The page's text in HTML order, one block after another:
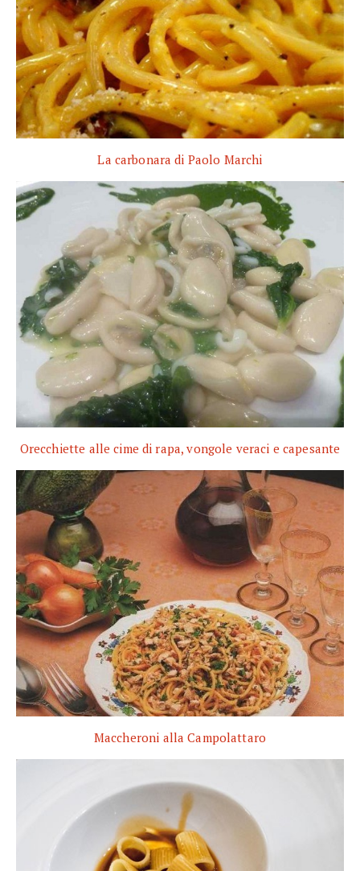
La carbonara di Paolo Marchi
Orecchiette alle cime di rapa, vongole veraci e capesante
Maccheroni alla Campolattaro